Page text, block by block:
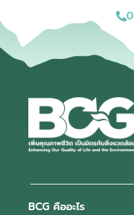
BCG คืออะไร